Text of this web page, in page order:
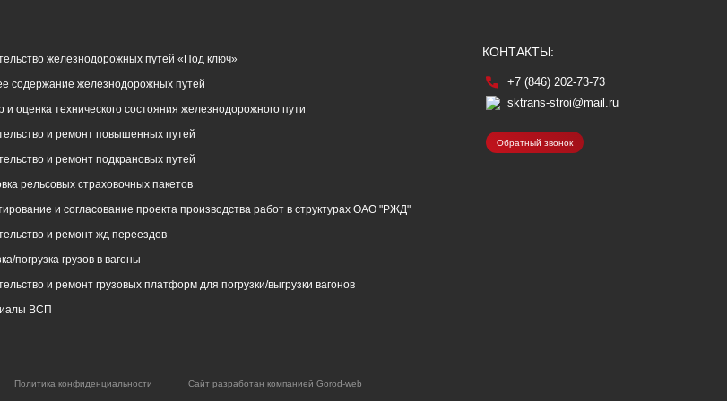
железнодорожных путей «Под ключ»
содержание железнодорожных путей
и оценка технического состояния железнодорожного пути
и ремонт повышенных путей
и ремонт подкрановых путей
рельсовых страховочных пакетов
и согласование проекта производства работ в структурах ОАО "РЖД"
и ремонт жд переездов
погрузка грузов в вагоны
и ремонт грузовых платформ для погрузки/выгрузки вагонов
ВСП
КОНТАКТЫ:
+7 (846) 202-73-73
sktrans-stroi@mail.ru
Обратный звонок
Политика конфиденциальности Сайт разработан компанией Gorod-web